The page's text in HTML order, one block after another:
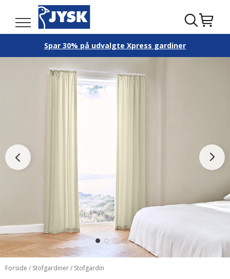
Spar 30% på udvalgte Xpress gardiner
Forside / Stofgardiner/ Stofgardin